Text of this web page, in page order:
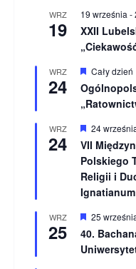
WRZ
19
19 września -
XXII
WRZ
24
W
r
ó
n
i
o
n
e
Cały dzień
WRZ
24
W
y
r
ó
ż
n
i
n
e
24
VII
Polskiego
Religii i
WRZ
25
W
r
ó
25
40.